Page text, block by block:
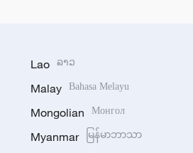
Lao ລາວ
Malay Bahasa Melayu
Mongolian Монгол
Myanmar မြန်မာဘာသာ